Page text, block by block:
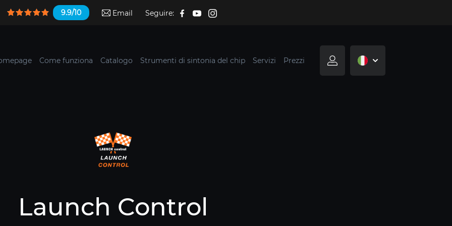
9.9/10 Email Seguire:
Come funziona Catalogo Strumenti di sintonia del chip Servizi Prezzi
Launch Control